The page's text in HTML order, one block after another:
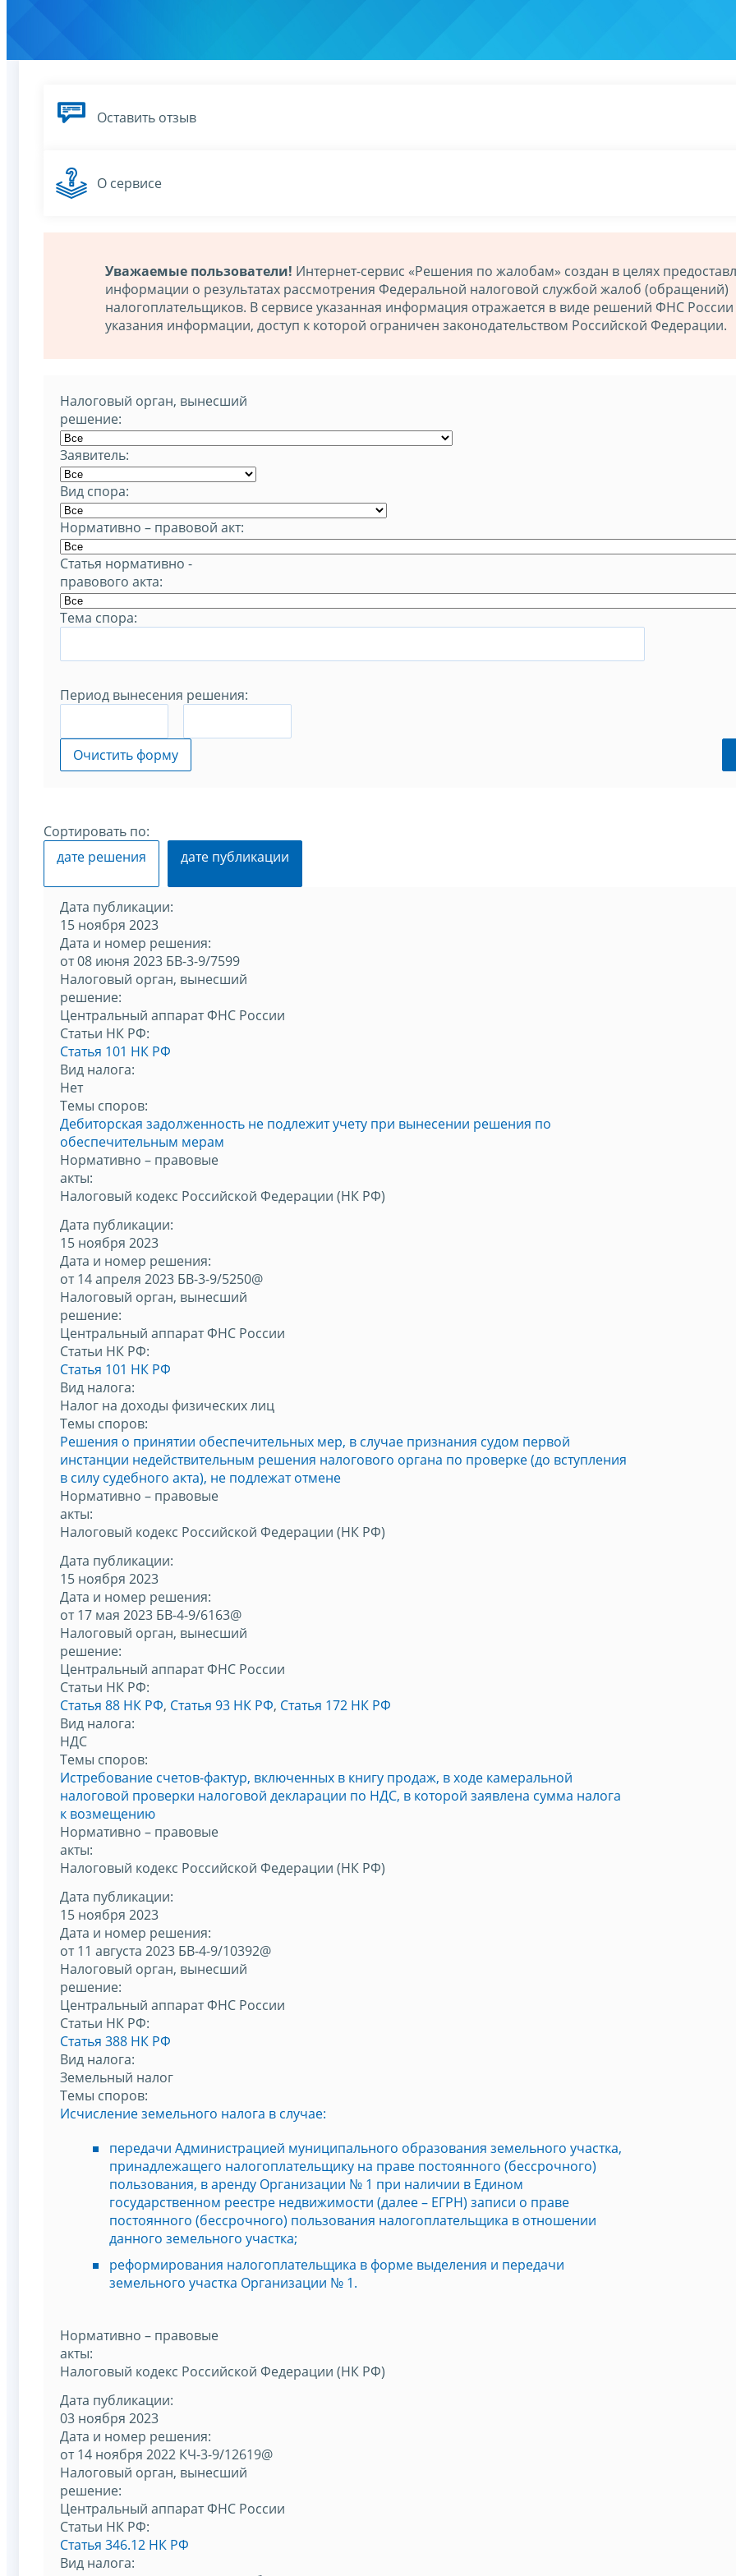
Оставить отзыв
О сервисе
Уважаемые пользователи! Интернет-сервис «Решения по жалобам» создан в целях
информации о результатах рассмотрения Федеральной налоговой службой жалоб (обращений)
налогоплательщиков. В сервисе указанная информация отражается в виде решений ФНС России
указания информации, доступ к которой ограничен законодательством Российской Федерации.
Налоговый орган, вынесший
решение:
Заявитель:
Вид спора:
Нормативно – правовой акт:
Статья нормативно -
правового акта:
Тема спора:
Период вынесения решения:
Очистить форму
Сортировать по:
дате решения
дате публикации
Дата публикации:
15 ноября 2023
Дата и номер решения:
от 08 июня 2023 БВ-3-9/7599
Налоговый орган, вынесший
решение:
Центральный аппарат ФНС России
Статьи НК РФ:
Статья 101 НК РФ
Вид налога:
Нет
Темы споров:
Дебиторская задолженность не подлежит учету при вынесении решения по
обеспечительным мерам
Нормативно – правовые
акты:
Налоговый кодекс Российской Федерации (НК РФ)
Дата публикации:
15 ноября 2023
Дата и номер решения:
от 14 апреля 2023 БВ-3-9/5250@
Налоговый орган, вынесший
решение:
Центральный аппарат ФНС России
Статьи НК РФ:
Статья 101 НК РФ
Вид налога:
Налог на доходы физических лиц
Темы споров:
Решения о принятии обеспечительных мер, в случае признания судом первой
инстанции недействительным решения налогового органа по проверке (до вступления
в силу судебного акта), не подлежат отмене
Нормативно – правовые
акты:
Налоговый кодекс Российской Федерации (НК РФ)
Дата публикации:
15 ноября 2023
Дата и номер решения:
от 17 мая 2023 БВ-4-9/6163@
Налоговый орган, вынесший
решение:
Центральный аппарат ФНС России
Статьи НК РФ:
Статья 88 НК РФ, Статья 93 НК РФ, Статья 172 НК РФ
Вид налога:
НДС
Темы споров:
Истребование счетов-фактур, включенных в книгу продаж, в ходе камеральной
налоговой проверки налоговой декларации по НДС, в которой заявлена сумма налога
к возмещению
Нормативно – правовые
акты:
Налоговый кодекс Российской Федерации (НК РФ)
Дата публикации:
15 ноября 2023
Дата и номер решения:
от 11 августа 2023 БВ-4-9/10392@
Налоговый орган, вынесший
решение:
Центральный аппарат ФНС России
Статьи НК РФ:
Статья 388 НК РФ
Вид налога:
Земельный налог
Темы споров:
Исчисление земельного налога в случае:
передачи Администрацией муниципального образования земельного участка,
принадлежащего налогоплательщику на праве постоянного (бессрочного)
пользования, в аренду Организации № 1 при наличии в Едином
государственном реестре недвижимости (далее – ЕГРН) записи о праве
постоянного (бессрочного) пользования налогоплательщика в отношении
данного земельного участка;
реформирования налогоплательщика в форме выделения и передачи
земельного участка Организации № 1.
Нормативно – правовые
акты:
Налоговый кодекс Российской Федерации (НК РФ)
Дата публикации:
03 ноября 2023
Дата и номер решения:
от 14 ноября 2022 КЧ-3-9/12619@
Налоговый орган, вынесший
решение:
Центральный аппарат ФНС России
Статьи НК РФ:
Статья 346.12 НК РФ
Вид налога: